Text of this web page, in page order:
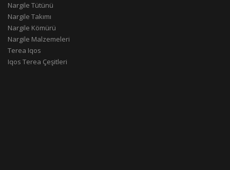
Nargile Tütünü
Nargile Takımı
Nargile Kömürü
Nargile Malzemeleri
Terea Iqos
Iqos Terea Çeşitleri